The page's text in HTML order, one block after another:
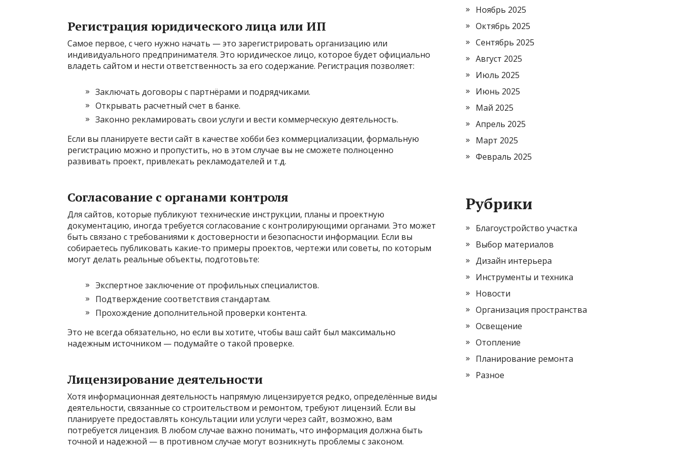
Регистрация юридического лица или ИП
Самое первое, с чего нужно начать — это зарегистрировать организацию или
индивидуального предпринимателя. Это юридическое лицо, которое будет официально
владеть сайтом и нести ответственность за его содержание. Регистрация позволяет:
Заключать договоры с партнёрами и подрядчиками.
Открывать расчетный счет в банке.
Законно рекламировать свои услуги и вести коммерческую деятельность.
Если вы планируете вести сайт в качестве хобби без коммерциализации, формальную
регистрацию можно и пропустить, но в этом случае вы не сможете полноценно
развивать проект, привлекать рекламодателей и т.д.
Согласование с органами контроля
Для сайтов, которые публикуют технические инструкции, планы и проектную
документацию, иногда требуется согласование с контролирующими органами. Это может
быть связано с требованиями к достоверности и безопасности информации. Если вы
собираетесь публиковать какие-то примеры проектов, чертежи или советы, по которым
могут делать реальные объекты, подготовьте:
Экспертное заключение от профильных специалистов.
Подтверждение соответствия стандартам.
Прохождение дополнительной проверки контента.
Это не всегда обязательно, но если вы хотите, чтобы ваш сайт был максимально
надежным источником — подумайте о такой проверке.
Лицензирование деятельности
Хотя информационная деятельность напрямую лицензируется редко, определённые виды
деятельности, связанные со строительством и ремонтом, требуют лицензий. Если вы
планируете предоставлять консультации или услуги через сайт, возможно, вам
потребуется лицензия. В любом случае важно понимать, что информация должна быть
точной и надежной — в противном случае могут возникнуть проблемы с законом.
Ноябрь 2025
Октябрь 2025
Сентябрь 2025
Август 2025
Июль 2025
Июнь 2025
Май 2025
Апрель 2025
Март 2025
Февраль 2025
Рубрики
Благоустройство участка
Выбор материалов
Дизайн интерьера
Инструменты и техника
Новости
Организация пространства
Освещение
Отопление
Планирование ремонта
Разное